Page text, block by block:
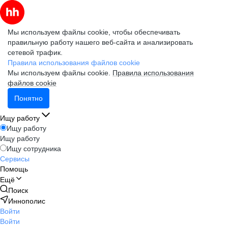
Мы используем файлы cookie, чтобы обеспечивать
правильную работу нашего веб-сайта и анализировать
сетевой трафик.
Правила использования файлов cookie
Мы используем файлы cookie. Правила использования
файлов cookie
Понятно
Ищу работу
Ищу работу
Ищу работу
Ищу сотрудника
Сервисы
Помощь
Ещё
Поиск
Иннополис
Войти
Войти